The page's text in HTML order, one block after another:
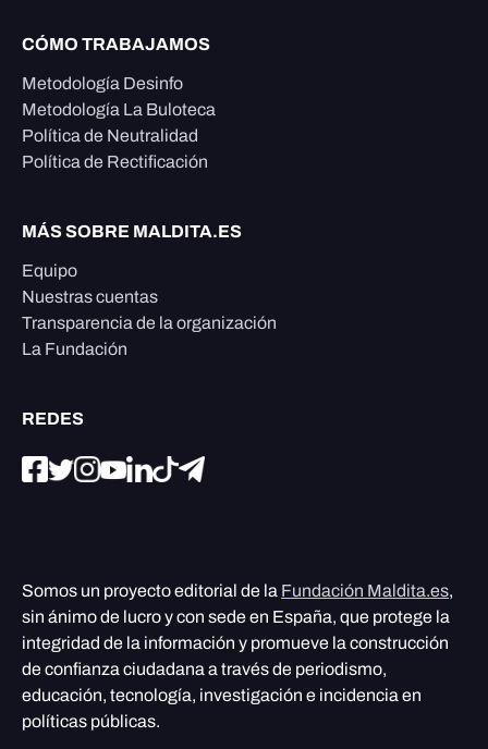
CÓMO TRABAJAMOS
Metodología Desinfo
Metodología La Buloteca
Política de Neutralidad
Política de Rectificación
MÁS SOBRE MALDITA.ES
Equipo
Nuestras cuentas
Transparencia de la organización
La Fundación
REDES
Somos un proyecto editorial de la Fundación Maldita.es,
sin ánimo de lucro y con sede en España, que protege la
integridad de la información y promueve la construcción
de confianza ciudadana a través de periodismo,
educación, tecnología, investigación e incidencia en
políticas públicas.